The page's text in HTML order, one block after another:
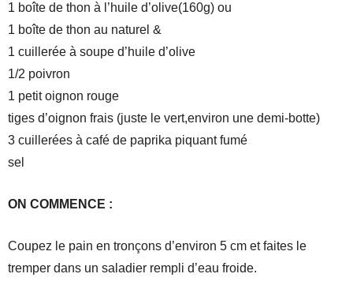
1 boîte de thon à l’huile d’olive(160g) ou
1 boîte de thon au naturel &
1 cuillerée à soupe d’huile d’olive
1/2 poivron
1 petit oignon rouge
tiges d’oignon frais (juste le vert,environ une demi-botte)
3 cuillerées à café de paprika piquant fumé
sel
ON COMMENCE :
Coupez le pain en tronçons d’environ 5 cm et faites le
tremper dans un saladier rempli d’eau froide.